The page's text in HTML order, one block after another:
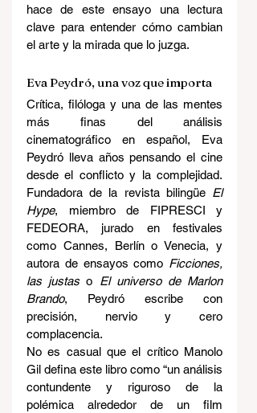
hace de este ensayo una lectura
clave para entender cómo cambian
el arte y la mirada que lo juzga.
Eva Peydró, una voz que importa
Crítica, filóloga y una de las mentes
más finas del análisis
cinematográfico en español, Eva
Peydró lleva años pensando el cine
desde el conflicto y la complejidad.
Fundadora de la revista bilingüe El
Hype, miembro de FIPRESCI y
FEDEORA, jurado en festivales
como Cannes, Berlín o Venecia, y
autora de ensayos como Ficciones,
las justas o El universo de Marlon
Brando, Peydró escribe con
precisión, nervio y cero
complacencia.
No es casual que el crítico Manolo
Gil defina este libro como “un análisis
contundente y riguroso de la
polémica alrededor de un film